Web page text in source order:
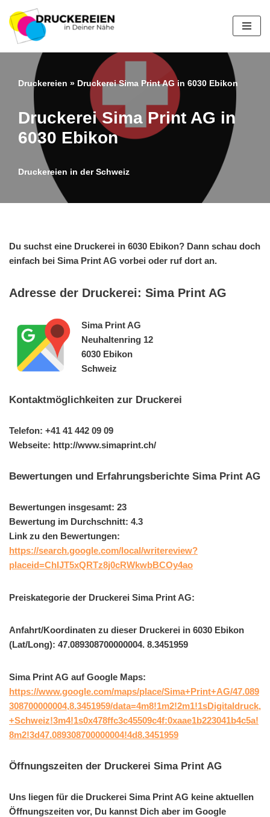
Zum
Inhalt
springen
Druckereien » Druckerei Sima Print AG in 6030 Ebikon
Druckerei Sima Print AG in
6030 Ebikon
Druckereien in der Schweiz
Du suchst eine Druckerei in 6030 Ebikon? Dann schau doch
einfach bei Sima Print AG vorbei oder ruf dort an.
Adresse der Druckerei: Sima Print AG
Sima Print AG
Neuhaltenring 12
6030 Ebikon
Schweiz
Kontaktmöglichkeiten zur Druckerei
Telefon: +41 41 442 09 09
Webseite: http://www.simaprint.ch/
Bewertungen und Erfahrungsberichte Sima Print AG
Bewertungen insgesamt: 23
Bewertung im Durchschnitt: 4.3
Link zu den Bewertungen:
https://search.google.com/local/writereview?
placeid=ChIJT5xQRTz8j0cRWkwbBCOy4ao
Preiskategorie der Druckerei Sima Print AG:
Anfahrt/Koordinaten zu dieser Druckerei in 6030 Ebikon
(Lat/Long): 47.089308700000004. 8.3451959
Sima Print AG auf Google Maps:
https://www.google.com/maps/place/Sima+Print+AG/47.089
308700000004,8.3451959/data=4m8!1m2!2m1!1sDigitaldruck,
+Schweiz!3m4!1s0x478ffc3c45509c4f:0xaae1b223041b4c5a!
8m2!3d47.089308700000004!4d8.3451959
Öffnungszeiten der Druckerei Sima Print AG
Uns liegen für die Druckerei Sima Print AG keine aktuellen
Öffnungszeiten vor, Du kannst Dich aber im Google